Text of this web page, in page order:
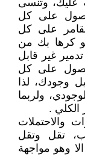
عليك، وتنسى
على كل
على كل
كرها بك من
غير قابل
على كل
وجودك، لذا
ولربما
الكلي .
والاحتملات
تقل وتقل
وهو مواجهة